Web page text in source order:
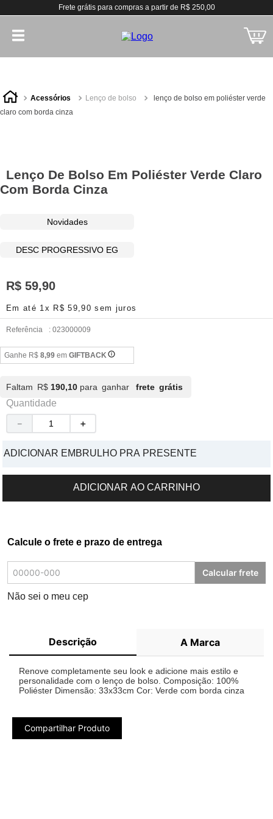
Frete grátis para compras a partir de R$ 250,00
acessórios lenço de bolso
lenço de bolso em poliéster verde
claro com borda cinza
Lenço De Bolso Em Poliéster Verde Claro
Com Borda Cinza
Novidades
DESC PROGRESSIVO EG
R$ 59,90
Em até 1x R$ 59,90 sem juros
Referência : 023000009
Ganhe R$ 8,99 em GIFTBACK
Faltam R$ 190,10 para ganhar frete grátis
Quantidade
＋
－
ADICIONAR EMBRULHO PRA PRESENTE
ADICIONAR AO CARRINHO
Calcule o frete e prazo de entrega
Calcular frete
Não sei o meu cep
Descrição A Marca
Renove completamente seu look e adicione mais estilo e
personalidade com o lenço de bolso. Composição: 100%
Poliéster Dimensão: 33x33cm Cor: Verde com borda cinza
Compartilhar Produto